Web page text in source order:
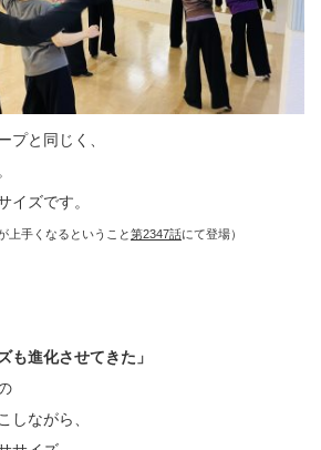
プと同じく、
イズです。
上手くなるということ第2347話にて登場）
も進化させてきた」
しながら、